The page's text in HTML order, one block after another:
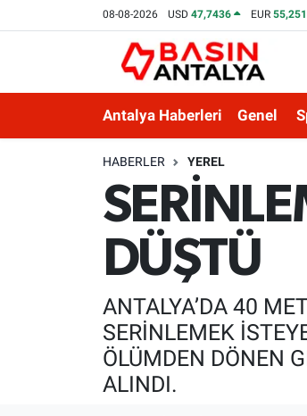
08-08-2026 USD47,7436 EUR
Antalya Haberleri Genel
HABERLER YEREL
DÜŞTÜ
ANTALYA’DA 40
SERİNLEMEK
ÖLÜMDEN DÖNEN
ALINDI.